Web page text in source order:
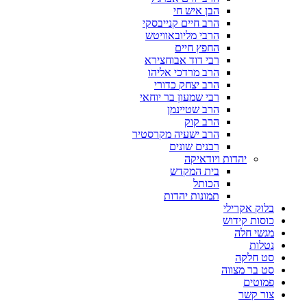
הבן איש חי
הרב חיים קנייבסקי
הרבי מליובאוויטש
החפץ חיים
רבי דוד אבוחצירא
הרב מרדכי אליהו
הרב יצחק כדורי
רבי שמעון בר יוחאי
הרב שטיינמן
הרב קוק
הרב ישעיה מקרסטיר
רבנים שונים
יהדות ויודאיקה
בית המקדש
הכותל
תמונות יהדות
בלוק אקרילי
כוסות קידוש
מגשי חלה
נטלות
סט חלקה
סט בר מצווה
פמוטים
צור קשר